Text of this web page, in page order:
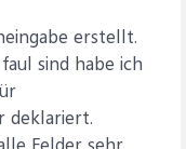
erstellt.
sind habe ich
deklariert.
Felder sehr